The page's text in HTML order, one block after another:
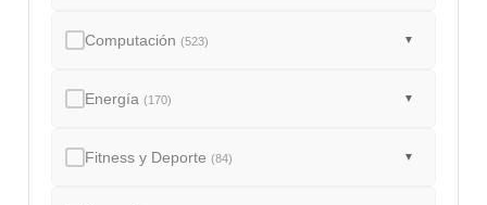
Computación(523) ▼
Energía(170) ▼
Fitness y Deporte(84) ▼